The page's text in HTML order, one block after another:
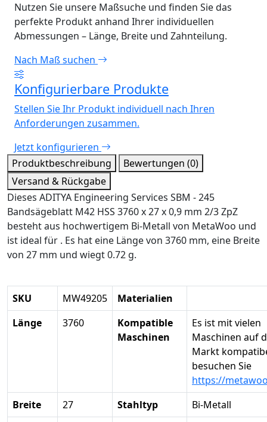
Nutzen Sie unsere Maßsuche und finden Sie das
perfekte Produkt anhand Ihrer individuellen
Abmessungen – Länge, Breite und Zahnteilung.
Nach Maß suchen
Konfigurierbare Produkte
Stellen Sie Ihr Produkt individuell nach Ihren
Anforderungen zusammen.
Jetzt konfigurieren
Produktbeschreibung
Bewertungen (0)
Versand & Rückgabe
Dieses ADITYA Engineering Services SBM - 245
Bandsägeblatt M42 HSS 3760 x 27 x 0,9 mm 2/3 ZpZ
besteht aus hochwertigem Bi-Metall von MetaWoo und
ist ideal für . Es hat eine Länge von 3760 mm, eine Breite
von 27 mm und wiegt 0.72 g.
SKU MW49205
Materialien
Länge
3760
Kompatible
Maschinen
Es ist mit vielen
Maschinen auf
Markt
besuchen Sie
https://
Breite
27 Stahltyp
Bi-Metall